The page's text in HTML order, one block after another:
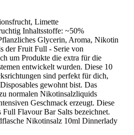
Limette
Inhaltsstoffe: ~50%
Glycerin, Aroma, Nikotin
der Fruit Full - Serie von
um Produkte die extra für die
entwickelt wurden. Diese 10
sind perfekt für dich,
gewohnt bist. Das
normalen Nikotinsalzliquids
Geschmack erzeugt. Diese
Flavour Bar Salts bezeichnet.
Nikotinsalz 10ml Dinnerlady